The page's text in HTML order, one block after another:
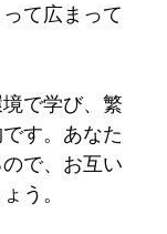
て広まって
で学び、繁
す。あなた
で、お互い
う。